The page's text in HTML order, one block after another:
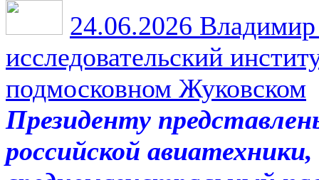
24.06.2026
исследовательский
подмосковном Жуковском
Президенту
российской